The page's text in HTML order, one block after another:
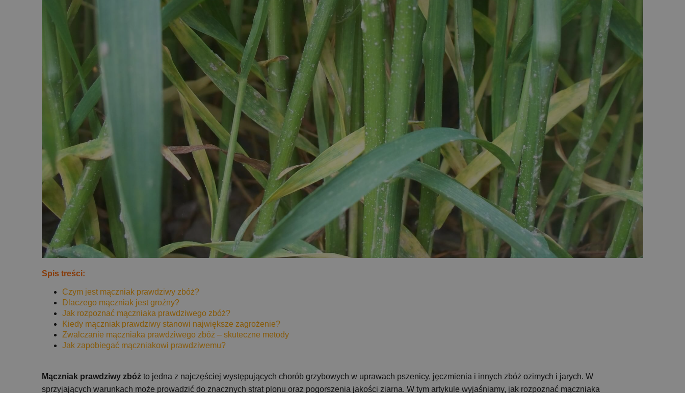
Spis treści:
Czym jest mączniak prawdziwy zbóż?
Dlaczego mączniak jest groźny?
Jak rozpoznać mączniaka prawdziwego zbóż?
Kiedy mączniak prawdziwy stanowi największe zagrożenie?
Zwalczanie mączniaka prawdziwego zbóż – skuteczne metody
Jak zapobiegać mączniakowi prawdziwemu?
Mączniak prawdziwy zbóż to jedna z najczęściej występujących chorób grzybowych w uprawach pszenicy, jęczmienia i innych zbóż ozimych i jarych. W
sprzyjających warunkach może prowadzić do znacznych strat plonu oraz pogorszenia jakości ziarna. W tym artykule wyjaśniamy, jak rozpoznać mączniaka